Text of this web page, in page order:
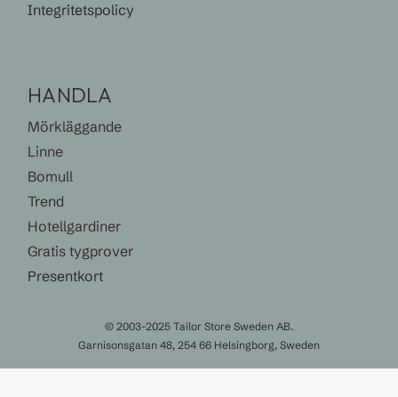
Integritetspolicy
HANDLA
Mörkläggande
Linne
Bomull
Trend
Hotellgardiner
Gratis tygprover
Presentkort
© 2003-2025 Tailor Store Sweden AB.
Garnisonsgatan 48, 254 66 Helsingborg, Sweden